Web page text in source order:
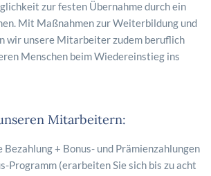
zur festen Übernahme durch ein
Mit Maßnahmen zur Weiterbildung und
wir unsere Mitarbeiter zudem beruflich
Menschen beim Wiedereinstieg ins
Mitarbeitern:
+ Bonus- und Prämienzahlungen
Programm (erarbeiten Sie sich bis zu acht